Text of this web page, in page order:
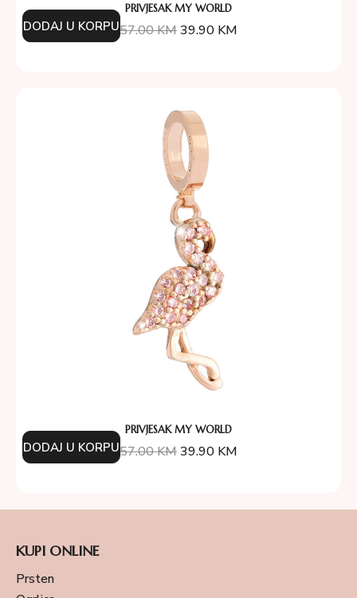
PRIVJESAK MY WORLD
57.00KM39.90 KM
DODAJ U KORPU
PRIVJESAK MY WORLD
57.00KM39.90 KM
DODAJ U KORPU
KUPI ONLINE
Prsten